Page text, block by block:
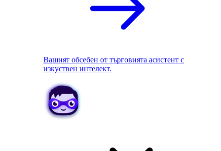
Вашият обсебен от търговията асистент с
изкуствен интелект.